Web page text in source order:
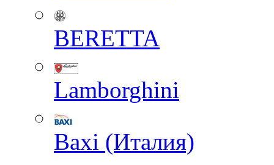
BERETTA
Lamborghini
Baxi (Италия)